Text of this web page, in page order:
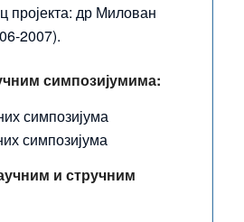
пројекта: др Милован
2007).
симпозијумима:
симпозијума
симпозијума
и стручним